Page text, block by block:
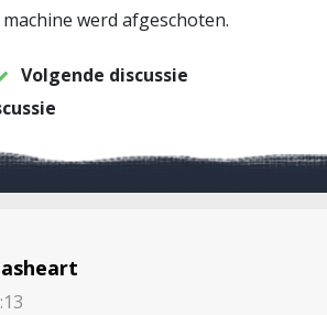
werd afgeschoten.
Volgende discussie